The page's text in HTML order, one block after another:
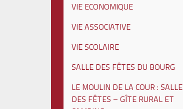
VIE ECONOMIQUE
VIE ASSOCIATIVE
VIE SCOLAIRE
SALLE DES FÊTES DU BOURG
LE MOULIN DE LA COUR : SALLE
DES FÊTES – GÎTE RURAL ET